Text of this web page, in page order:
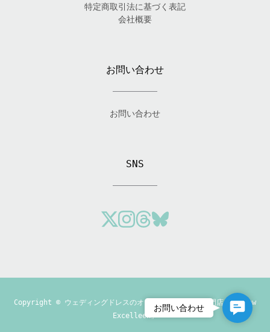
特定商取引法に基づく表記
会社概要
お問い合わせ
お問い合わせ
SNS
Copyright © ウェディングドレスのオーダーメイド制作専門店「Andrew
Excelleen」
Contact
お問い合わせ